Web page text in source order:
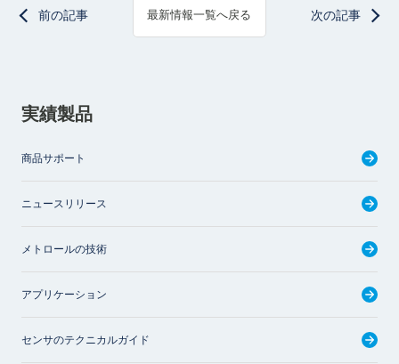
前の記事 最新情報一覧へ戻る 次の記事
実績製品
商品サポート
ニュースリリース
メトロールの技術
アプリケーション
センサのテクニカルガイド